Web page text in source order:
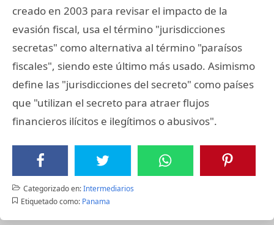
creado en 2003 para revisar el impacto de la
evasión fiscal, usa el término "jurisdicciones
secretas" como alternativa al término "paraísos
fiscales", siendo este último más usado. Asimismo
define las "jurisdicciones del secreto" como países
que "utilizan el secreto para atraer flujos
financieros ilícitos e ilegítimos o abusivos".
Categorizado en:Intermediarios
Etiquetado como: Panama